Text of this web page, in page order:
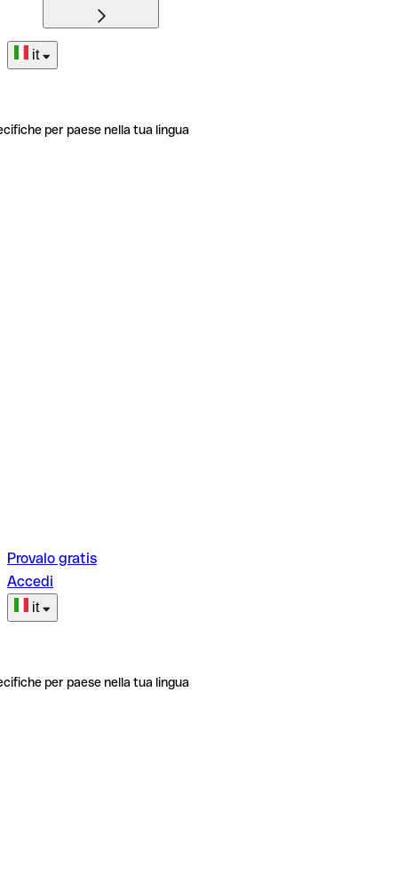
it
per paese nella tua lingua
Provalo gratis
Accedi
it
per paese nella tua lingua